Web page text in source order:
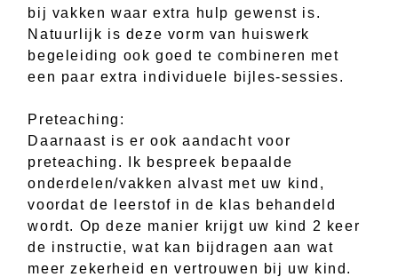
bij vakken waar extra hulp gewenst is.
Natuurlijk is deze vorm van huiswerk
begeleiding ook goed te combineren met
een paar extra individuele bijles-sessies.
Preteaching:
Daarnaast is er ook aandacht voor
preteaching. Ik bespreek bepaalde
onderdelen/vakken alvast met uw kind,
voordat de leerstof in de klas behandeld
wordt. Op deze manier krijgt uw kind 2 keer
de instructie, wat kan bijdragen aan wat
meer zekerheid en vertrouwen bij uw kind.